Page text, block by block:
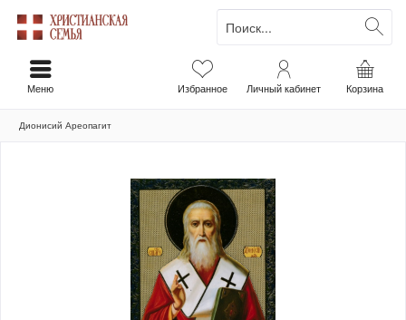
Корзина
Избранное Личный кабинет
Меню
Дионисий Ареопагит